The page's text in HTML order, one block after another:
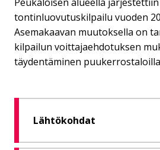
tontinluovutuskilpailu vuoden
Asemakaavan muutoksella on
kilpailun voittajaehdotuksen
täydentäminen
Lähtökohdat